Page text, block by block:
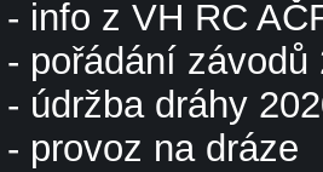
- info z VH RC
- pořádání závodů
- údržba dráhy
- provoz na dráze